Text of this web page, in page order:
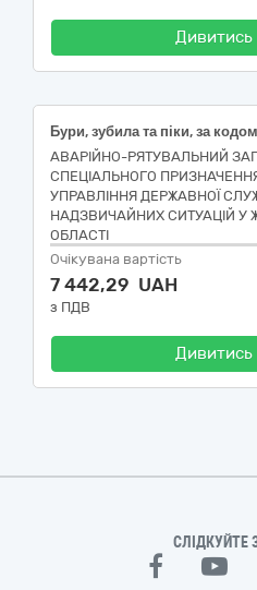
Дивитись
АВАРІЙНО-РЯТУВАЛЬНИЙ
СПЕЦІАЛЬНОГО
УПРАВЛІННЯ ДЕРЖАВНОЇ
НАДЗВИЧАЙНИХ СИТУАЦІЙ У
ОБЛАСТІ
Очікувана вартість
7 442,29 UAH
з ПДВ
Дивитись
СЛІДКУЙТЕ